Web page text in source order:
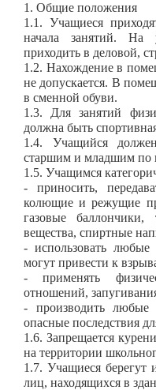
1. Общие положения
1.1. Учащиеся
начала занятий. На
приходить в деловой,
1.2. Нахождение в
не допускается. В
в сменной обуви.
1.3. Для занятий
должна быть
1.4. Учащийся
старшим и младшим по
1.5. Учащимся
- приносить,
колющие и режущие
газовые баллончики,
вещества, спиртные
- использовать любые
могут привести к
- применять
отношений,
- производить любые
опасные последствия
1.6. Запрещается
на территории
1.7. Учащиеся берегут
лиц, находящихся в